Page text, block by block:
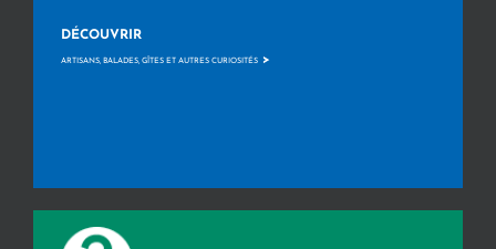
DÉCOUVRIR
ARTISANS, BALADES, GÎTES ET AUTRES CURIOSITÉS >